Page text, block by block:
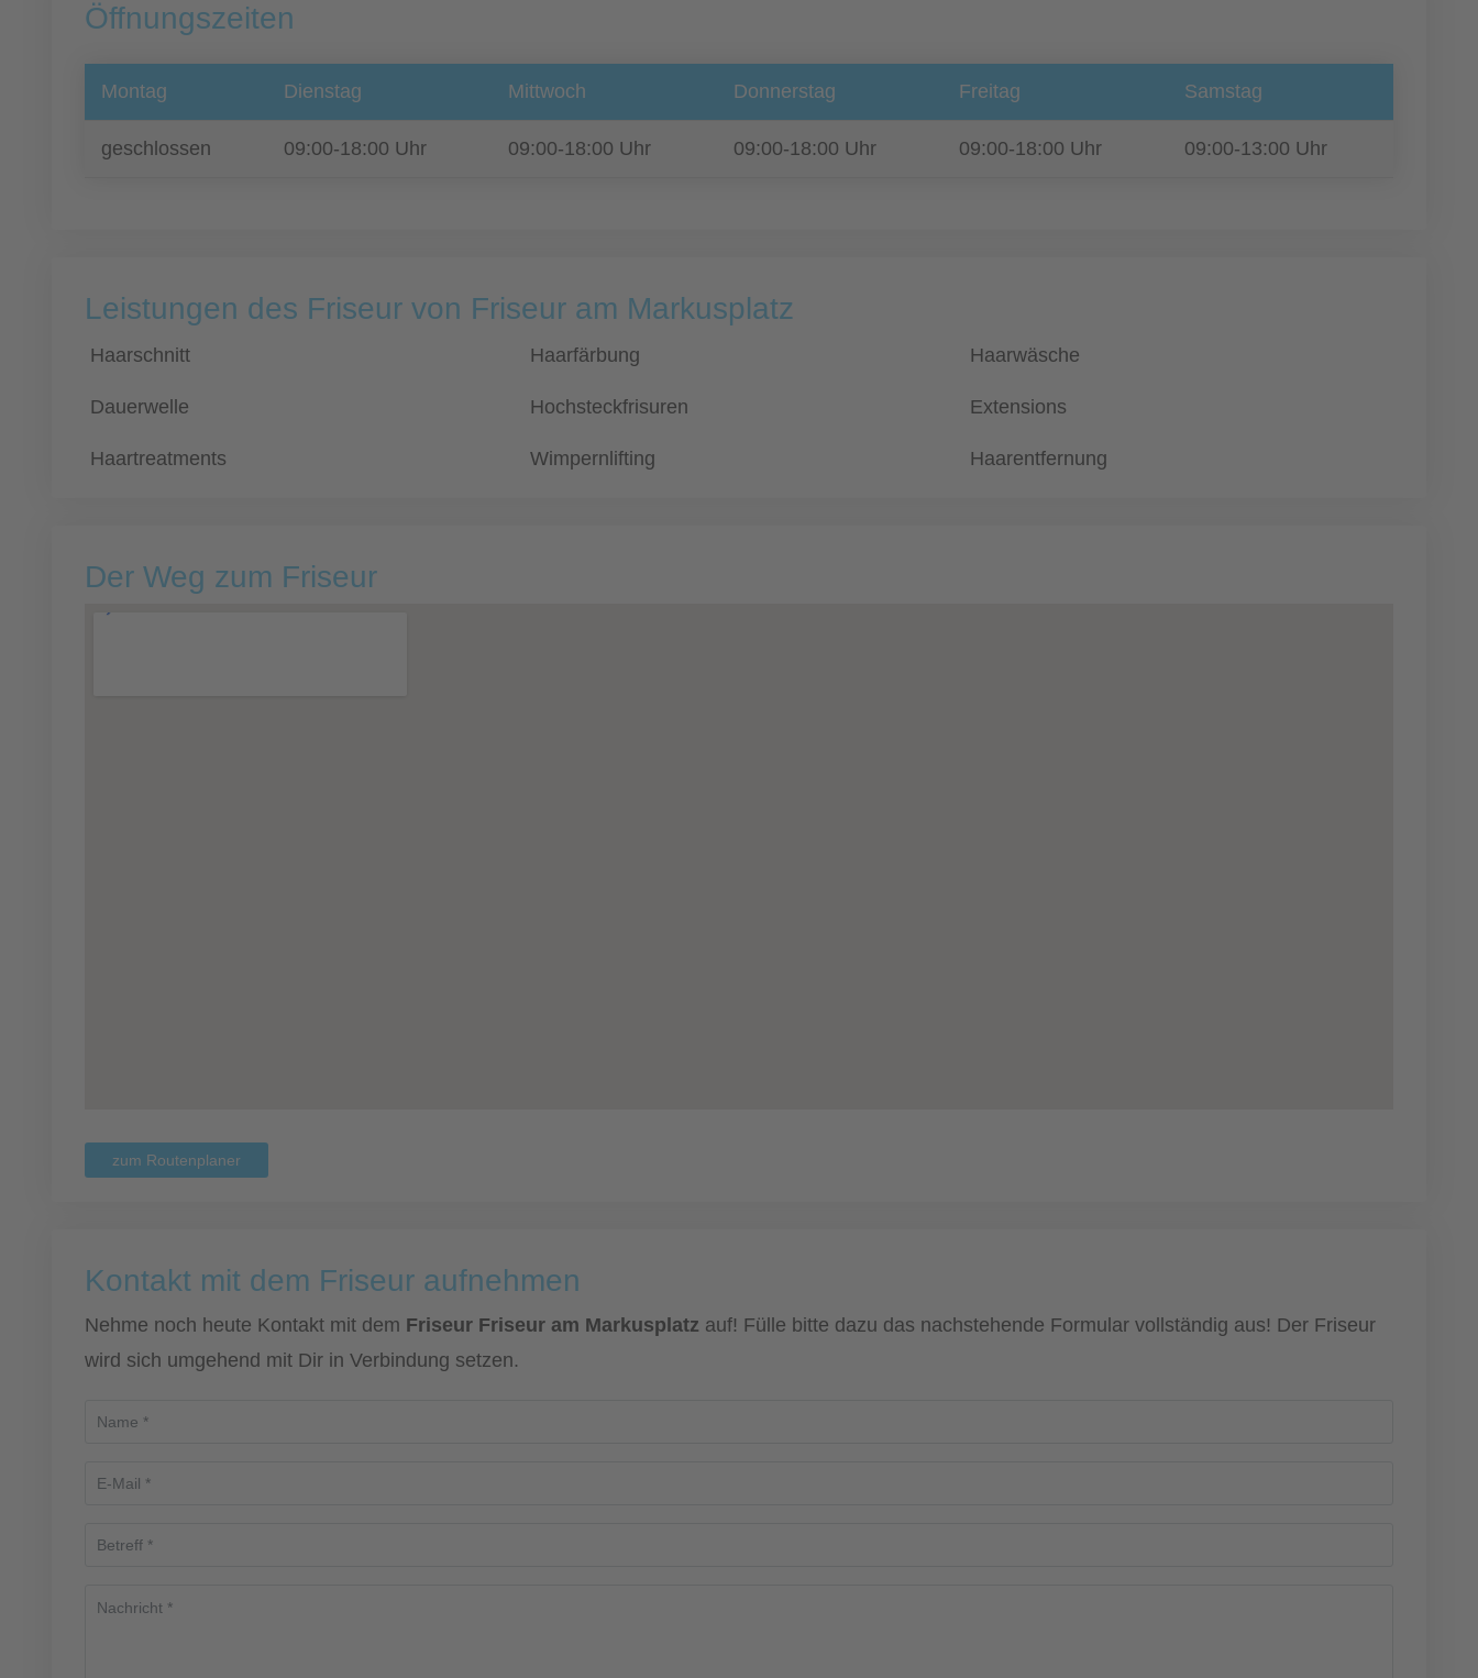
Öffnungszeiten
Montag Dienstag Mittwoch Donnerstag Freitag Samstag
geschlossen 09:00-18:00 Uhr 09:00-18:00 Uhr 09:00-18:00 Uhr 09:00-18:00 Uhr 09:00-13:00 Uhr
Leistungen des Friseur von Friseur am Markusplatz
Haarschnitt Haarfärbung Haarwäsche
Dauerwelle Hochsteckfrisuren Extensions
Haartreatments Wimpernlifting Haarentfernung
Der Weg zum Friseur
zum Routenplaner
Kontakt mit dem Friseur aufnehmen
Nehme noch heute Kontakt mit dem Friseur Friseur am Markusplatz auf! Fülle bitte dazu das nachstehende Formular vollständig aus! Der Friseur
wird sich umgehend mit Dir in Verbindung setzen.